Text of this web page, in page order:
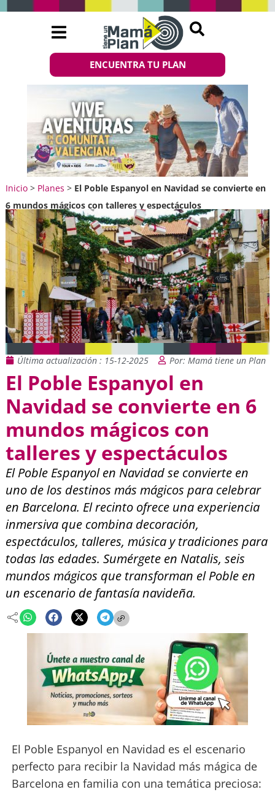
ENCUENTRA TU PLAN
Inicio> Planes > El Poble Espanyol en Navidad se convierte en
6 mundos mágicos con talleres y espectáculos
Última actualización : 15-12-2025 Por: Mamá tiene un Plan
El Poble Espanyol en
Navidad se convierte en 6
mundos mágicos con
talleres y espectáculos
El Poble Espanyol en Navidad se convierte en
uno de los destinos más mágicos para celebrar
en Barcelona. El recinto ofrece una experiencia
inmersiva que combina decoración,
espectáculos, talleres, música y tradiciones para
todas las edades. Sumérgete en Natalis, seis
mundos mágicos que transforman el Poble en
un escenario de fantasía navideña.
El Poble Espanyol en Navidad es el escenario
perfecto para recibir la Navidad más mágica de
Barcelona en familia con una temática preciosa: